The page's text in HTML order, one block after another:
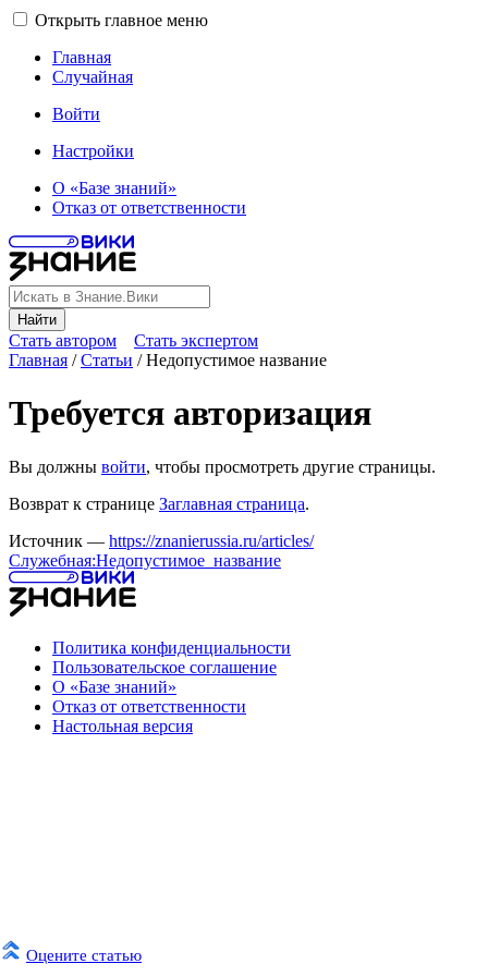
Открыть главное меню
Главная
Случайная
Войти
Настройки
О «Базе знаний»
Отказ от ответственности
Найти
Стать автором Стать экспертом
Оцените статью
Главная /Статьи /Недопустимое название
Требуется авторизация
Вы должны войти, чтобы просмотреть другие страницы.
Возврат к странице Заглавная страница.
Источник — https://znanierussia.ru/articles/
Служебная:Недопустимое_название
Политика конфиденциальности
Пользовательское соглашение
О «Базе знаний»
Отказ от ответственности
Настольная версия